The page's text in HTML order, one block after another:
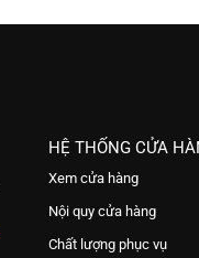
HỆ THỐNG CỬA
Xem cửa hàng
Nội quy cửa hàng
Chất lượng phục vụ